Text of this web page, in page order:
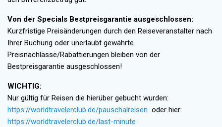
Von der Specials Bestpreisgarantie ausgeschlossen:
Kurzfristige Preisänderungen durch den Reiseveranstalter nach
Ihrer Buchung oder unerlaubt gewährte
Preisnachlässe/Rabattierungen bleiben von der
Bestpreisgarantie ausgeschlossen!
WICHTIG:
Nur gültig für Reisen die hierüber gebucht wurden:
https://worldtravelerclub.de/pauschalreisen oder hier:
https://worldtravelerclub.de/last-minute